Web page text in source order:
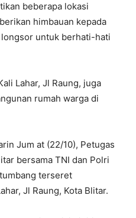
beberapa lokasi
himbauan kepada
untuk berhati-hati
Lahar, Jl Raung, juga
rumah warga di
Jum at (22/10), Petugas
bersama TNI dan Polri
terseret
Jl Raung, Kota Blitar.